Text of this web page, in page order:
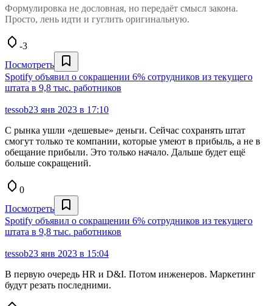
Формулировка не дословная, но передаёт смысл закона.
Просто, лень идти и гуглить оригинальную.
-3
Посмотреть
Spotify объявил о сокращении 6% сотрудников из текущего
штата в 9,8 тыс. работников
tessob23 янв 2023 в 17:10
С рынка ушли «дешевые» деньги. Сейчас сохранять штат
смогут только те компании, которые умеют в прибыль, а не в
обещание прибыли. Это только начало. Дальше будет ещё
больше сокращений.
0
Посмотреть
Spotify объявил о сокращении 6% сотрудников из текущего
штата в 9,8 тыс. работников
tessob23 янв 2023 в 15:04
В первую очередь HR и D&I. Потом инженеров. Маркетинг
будут резать последними.